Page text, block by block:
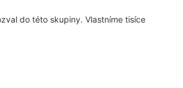
do této skupiny. Vlastníme tisíce